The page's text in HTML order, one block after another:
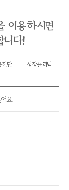
이용하시면
니다!
진단 성장클리닉
요